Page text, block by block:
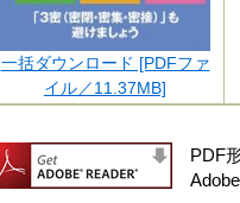
一括ダウンロード [PDFファ
イル／11.37MB]
PDF